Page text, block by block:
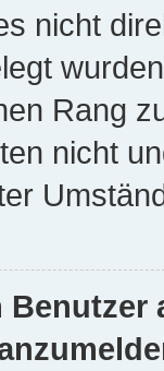
nicht
Rang
nicht